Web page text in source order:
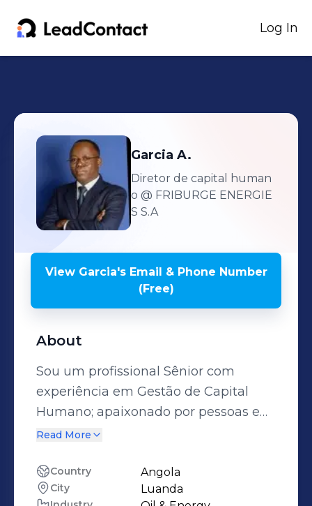
Log In
Garcia A.
Diretor de capital human
o @ FRIBURGE ENERGIE
S S.A
View Garcia'sEmail & Phone Number
(Free)
About
Sou um profissional Sênior com
experiência em Gestão de Capital
Humano; apaixonado por pessoas e
comprometido com a causa do
Com fortes habilidades criativas e
analíticas em gestão e
Read More
Country Angola
City Luanda